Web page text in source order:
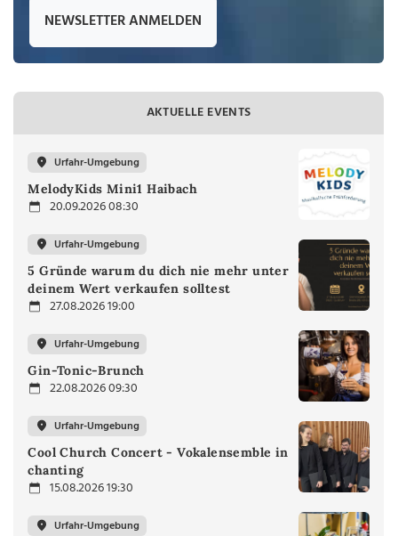
NEWSLETTER ANMELDEN
AKTUELLE EVENTS
Urfahr-Umgebung
MelodyKids Mini1 Haibach
20.09.2026 08:30
Urfahr-Umgebung
5 Gründe warum du dich nie mehr unter
deinem Wert verkaufen solltest
27.08.2026 19:00
Urfahr-Umgebung
Gin-Tonic-Brunch
22.08.2026 09:30
Urfahr-Umgebung
Cool Church Concert - Vokalensemble in
chanting
15.08.2026 19:30
Urfahr-Umgebung